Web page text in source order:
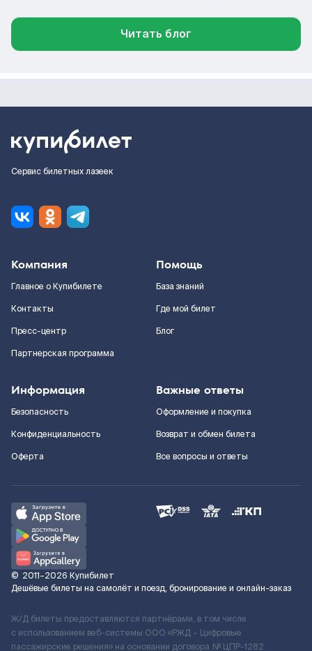
Читать блог
Сервис билетных лазеек
Компания
Главное о Купибилете
Контакты
Пресс-центр
Партнерская программа
Помощь
База знаний
Где мой билет
Блог
Информация
Безопасность
Конфиденциальность
Оферта
Важные ответы
Оформление и покупка
Возврат и обмен билета
Все вопросы и ответы
© 2011–2026 Купибилет
Дешёвые билеты на самолёт и поезд, бронирование и онлайн-заказ
Ж/Д билеты предоставляются партнёрами, в том числе
с использованием веб-системы ООО «РЖД – Цифровые
пассажирские решения» на основании договора № ЦПР-1282